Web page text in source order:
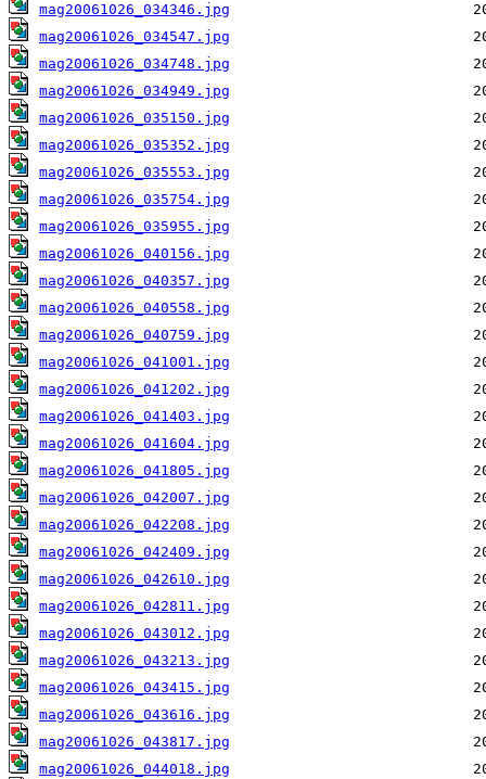
mag20061026_034346.jpg
mag20061026_034547.jpg
mag20061026_034748.jpg
mag20061026_034949.jpg
mag20061026_035150.jpg
mag20061026_035352.jpg
mag20061026_035553.jpg
mag20061026_035754.jpg
mag20061026_035955.jpg
mag20061026_040156.jpg
mag20061026_040357.jpg
mag20061026_040558.jpg
mag20061026_040759.jpg
mag20061026_041001.jpg
mag20061026_041202.jpg
mag20061026_041403.jpg
mag20061026_041604.jpg
mag20061026_041805.jpg
mag20061026_042007.jpg
mag20061026_042208.jpg
mag20061026_042409.jpg
mag20061026_042610.jpg
mag20061026_042811.jpg
mag20061026_043012.jpg
mag20061026_043213.jpg
mag20061026_043415.jpg
mag20061026_043616.jpg
mag20061026_043817.jpg
mag20061026_044018.jpg